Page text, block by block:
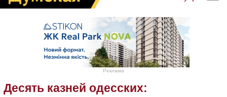
Реклама
Десять казней одесских: